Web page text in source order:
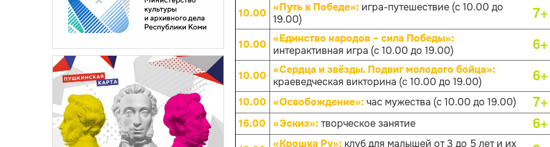
10.00 «Путь к Победе»: игра-путешествие (с 10.00 до
19.00)
7+
10.00 «Единство народов – сила Победы»:
интерактивная игра (с 10.00 до 19.00)
6+
10.00 «Сердца и звёзды. Подвиг молодого бойца»:
краеведческая викторина (с 10.00 до 19.00)
6+
10.00 «Освобождение»: час мужества (с 10.00 до 19.00) 7+
16.00
«Эскиз»: творческое занятие 6+
«Крошка Ру»: клуб для малышей от 3 до 5 лет и их